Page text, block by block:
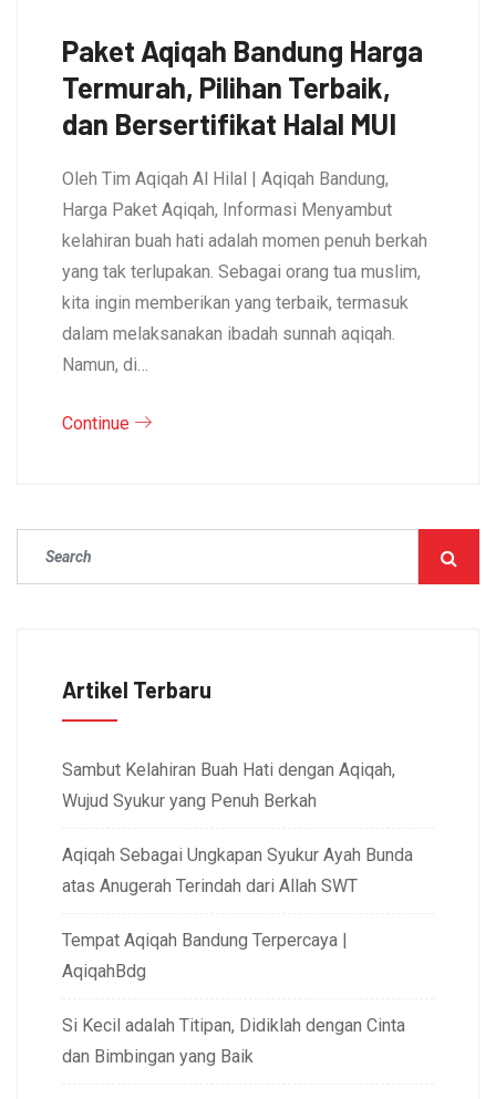
Paket Aqiqah Bandung Harga
Termurah, Pilihan Terbaik,
dan Bersertifikat Halal MUI
Oleh Tim Aqiqah Al Hilal | Aqiqah Bandung,
Harga Paket Aqiqah, Informasi Menyambut
kelahiran buah hati adalah momen penuh berkah
yang tak terlupakan. Sebagai orang tua muslim,
kita ingin memberikan yang terbaik, termasuk
dalam melaksanakan ibadah sunnah aqiqah.
Namun, di…
Continue
Artikel Terbaru
Sambut Kelahiran Buah Hati dengan Aqiqah,
Wujud Syukur yang Penuh Berkah
Aqiqah Sebagai Ungkapan Syukur Ayah Bunda
atas Anugerah Terindah dari Allah SWT
Tempat Aqiqah Bandung Terpercaya |
AqiqahBdg
Si Kecil adalah Titipan, Didiklah dengan Cinta
dan Bimbingan yang Baik